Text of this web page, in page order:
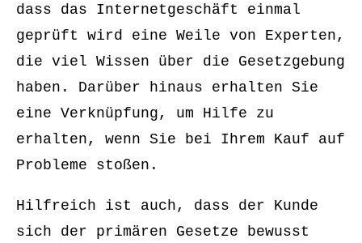
dass das Internetgeschäft einmal
geprüft wird eine Weile von Experten,
die viel Wissen über die Gesetzgebung
haben. Darüber hinaus erhalten Sie
eine Verknüpfung, um Hilfe zu
erhalten, wenn Sie bei Ihrem Kauf auf
Probleme stoßen.
Hilfreich ist auch, dass der Kunde
sich der primären Gesetze bewusst